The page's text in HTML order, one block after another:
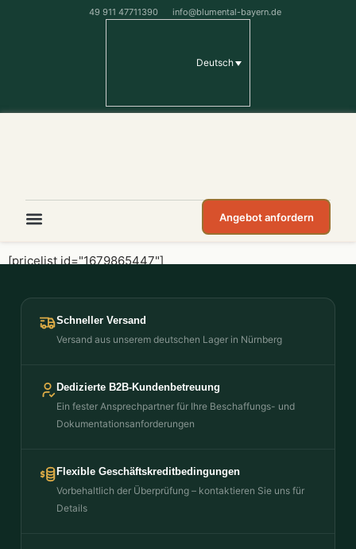
49 911 47711390 info@blumental-bayern.de
Deutsch
Angebot anfordern
[pricelist id="1679865447"]
Schneller Versand
Versand aus unserem deutschen Lager in Nürnberg
Dedizierte B2B-Kundenbetreuung
Ein fester Ansprechpartner für Ihre Beschaffungs- und
Dokumentationsanforderungen
Flexible Geschäftskreditbedingungen
Vorbehaltlich der Überprüfung – kontaktieren Sie uns für
Details